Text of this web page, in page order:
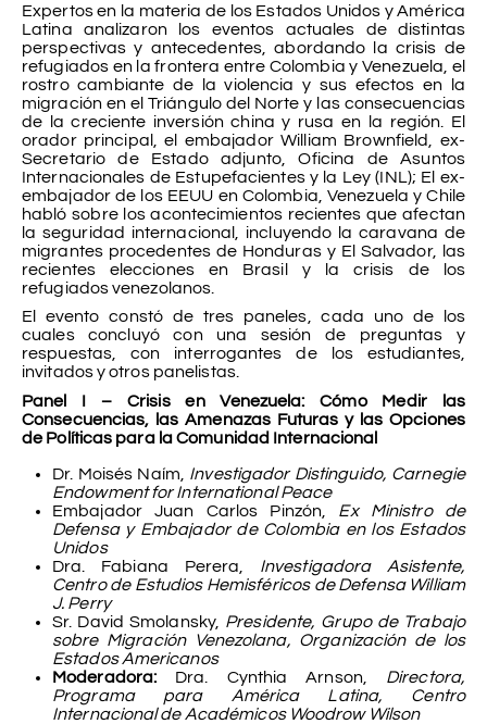
Expertos en la materia de los Estados Unidos y América
Latina analizaron los eventos actuales de distintas
perspectivas y antecedentes, abordando la crisis de
refugiados en la frontera entre Colombia y Venezuela, el
rostro cambiante de la violencia y sus efectos en la
migración en el Triángulo del Norte y las consecuencias
de la creciente inversión china y rusa en la región. El
orador principal, el embajador William Brownfield, ex-
Secretario de Estado adjunto, Oficina de Asuntos
Internacionales de Estupefacientes y la Ley (INL); El ex-
embajador de los EEUU en Colombia, Venezuela y Chile
habló sobre los acontecimientos recientes que afectan
la seguridad internacional, incluyendo la caravana de
migrantes procedentes de Honduras y El Salvador, las
recientes elecciones en Brasil y la crisis de los
refugiados venezolanos.
El evento constó de tres paneles, cada uno de los
cuales concluyó con una sesión de preguntas y
respuestas, con interrogantes de los estudiantes,
invitados y otros panelistas.
Panel I – Crisis en Venezuela: Cómo Medir las
Consecuencias, las Amenazas Futuras y las Opciones
de Políticas para la Comunidad Internacional
Dr. Moisés Naím, Investigador Distinguido, Carnegie
Endowment for International Peace
Embajador Juan Carlos Pinzón, Ex Ministro de
Defensa y Embajador de Colombia en los Estados
Unidos
Dra. Fabiana Perera, Investigadora Asistente,
Centro de Estudios Hemisféricos de Defensa William
J. Perry
Sr. David Smolansky, Presidente, Grupo de Trabajo
sobre Migración Venezolana, Organización de los
Estados Americanos
Moderadora: Dra. Cynthia Arnson, Directora,
Programa para América Latina, Centro
Internacional de Académicos Woodrow Wilson